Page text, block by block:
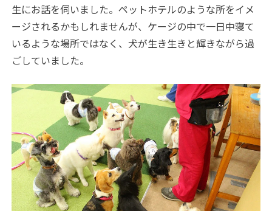
生にお話を伺いました。ペットホテルのような所をイメ
ージされるかもしれませんが、ケージの中で一日中寝て
いるような場所ではなく、犬が生き生きと輝きながら過
ごしていました。